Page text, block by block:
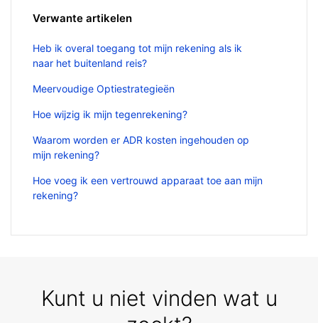
Verwante artikelen
Heb ik overal toegang tot mijn rekening als ik
naar het buitenland reis?
Meervoudige Optiestrategieën
Hoe wijzig ik mijn tegenrekening?
Waarom worden er ADR kosten ingehouden op
mijn rekening?
Hoe voeg ik een vertrouwd apparaat toe aan mijn
rekening?
Kunt u niet vinden wat u